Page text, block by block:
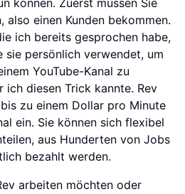
können. Zuerst müssen Sie
also einen Kunden bekommen.
ich bereits gesprochen habe,
sie persönlich verwendet, um
YouTube-Kanal zu
ich diesen Trick kannte. Rev
zu einem Dollar pro Minute
ein. Sie können sich flexibel
aus Hunderten von Jobs
bezahlt werden.
arbeiten möchten oder